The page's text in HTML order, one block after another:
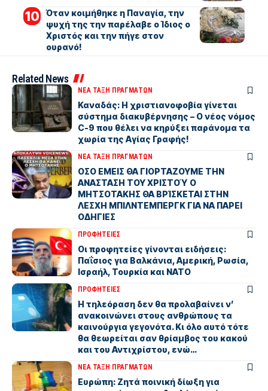
Όταν κοιμήθηκε η Παναγία, την
ψυχή της την παρέλαβε ο Ίδιος ο
Χριστός και την πήγε στον
ουρανό!
Related News
ΝΕΑ ΤΑΞΗ ΠΡΑΓΜΑΤΩΝ
Καναδάς: Η χριστιανοφοβία γίνεται
σύστημα διακυβέρνησης – Ο νέος νόμος
C-9 που θέλει να κηρύξει παράνομα τα
χωρία της Αγίας Γραφής!
ΝΕΑ ΤΑΞΗ ΠΡΑΓΜΑΤΩΝ
ΟΣΟ ΕΜΕΙΣ ΘΑ ΓΙΟΡΤΑΖΟΥΜΕ ΤΗΝ
ΑΝΑΣΤΑΣΗ ΤΟΥ ΧΡΙΣΤΟΎ Ο
ΜΗΤΣΟΤΑΚΗΣ ΘΑ ΒΡΊΣΚΕΤΑΙ ΣΤΗΝ
ΛΕΣΧΗ ΜΠΙΛΝΤΕΜΠΕΡΓΚ ΓΙΑ ΝΑ ΠΑΡΕΙ
ΟΔΗΓΙΕΣ
ΠΡΟΦΗΤΕΙΕΣ
Οι προφητείες γίνονται ειδήσεις:
Παΐσιος για Βαλκάνια, Αμερική, Ρωσία,
Ισραήλ, Τουρκία και ΝΑΤΟ
ΠΡΟΦΗΤΕΙΕΣ
Η τηλεόραση δεν θα προλαβαίνει ν’
ανακοινώνει στους ανθρώπους τα
καινούργια γεγονότα. Κι όλο αυτό τότε
θα θεωρείται σαν θρίαµβος του κακού
και του Αντιχρίστου, ενώ…
ΝΕΑ ΤΑΞΗ ΠΡΑΓΜΑΤΩΝ
Ευρώπη: Ζητά ποινική δίωξη για